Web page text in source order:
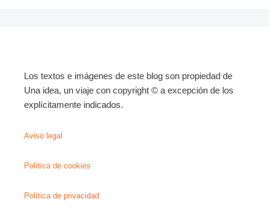
Los textos e imágenes de este blog son propiedad de
Una idea, un viaje con copyright © a excepción de los
explícitamente indicados.
Aviso legal
Política de cookies
Política de privacidad